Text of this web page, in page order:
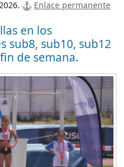
Enlace permanente
en los
sub8, sub10, sub12
de semana.